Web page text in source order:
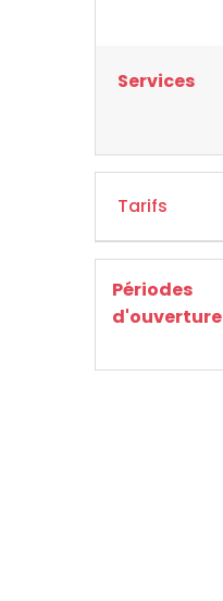
Services
Tarifs
Périodes
d'ouverture